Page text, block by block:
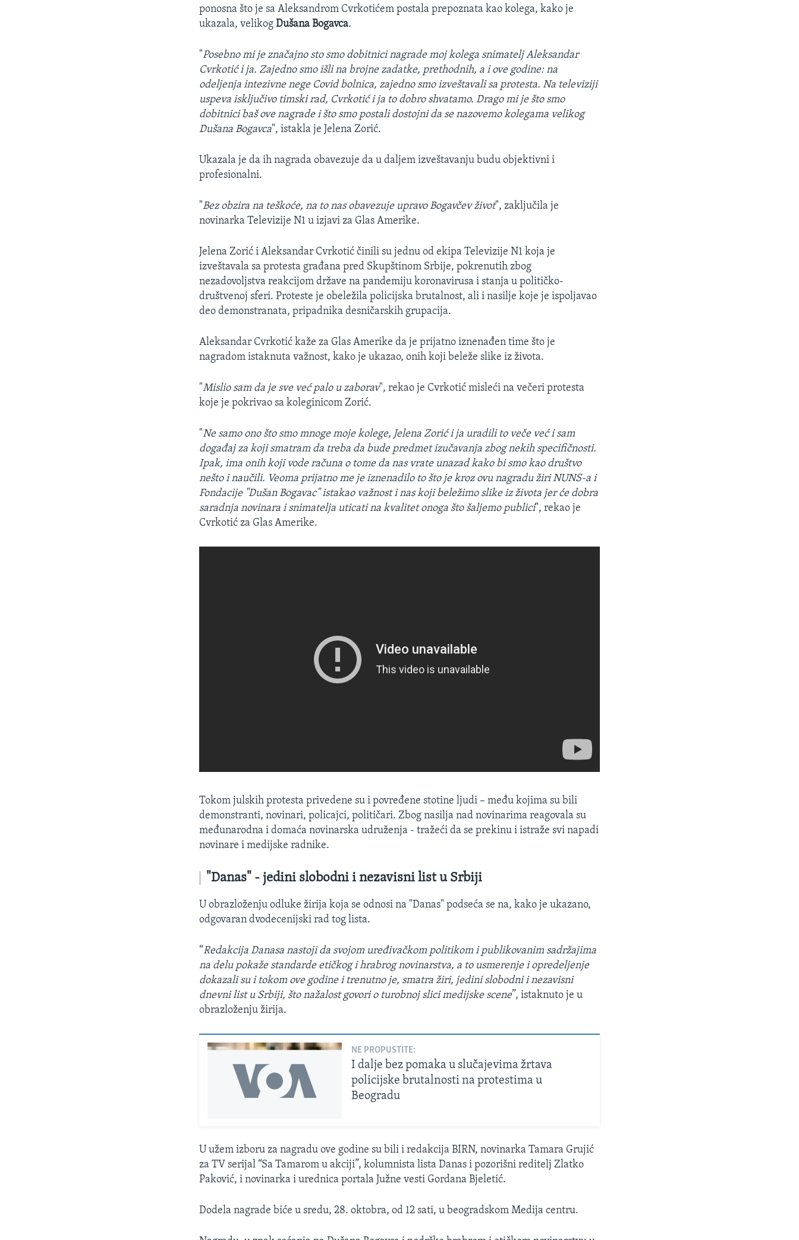
ponosna što je sa Aleksandrom Cvrkotićem postala prepoznata kao kolega, kako je
ukazala, velikogDušana Bogavca.
"Posebno mi je značajno sto smo dobitnici nagrade moj kolega snimatelj Aleksandar
Cvrkotić i ja. Zajedno smo išli na brojne zadatke, prethodnih, a i ove godine: na
odeljenja intezivne nege Covid bolnica, zajedno smo izveštavali sa protesta. Na televiziji
uspeva isključivo timski rad, Cvrkotić i ja to dobro shvatamo. Drago mi je što smo
dobitnici baš ove nagrade i što smo postali dostojni da se nazovemo kolegama velikog
Dušana Bogavca", istakla je Jelena Zorić.
Ukazala je da ih nagrada obavezuje da u daljem izveštavanju budu objektivni i
profesionalni.
"Bez obzira na teškoće, na to nas obavezuje upravo Bogavčev život", zaključila je
novinarka Televizije N1 u izjavi za Glas Amerike.
Jelena Zorić i Aleksandar Cvrkotić činili su jednu od ekipa Televizije N1 koja je
izveštavala sa protesta građana pred Skupštinom Srbije, pokrenutih zbog
nezadovoljstva reakcijom države na pandemiju koronavirusa i stanja u političko-
društvenoj sferi. Proteste je obeležila policijska brutalnost, ali i nasilje koje je ispoljavao
deo demonstranata, pripadnika desničarskih grupacija.
Aleksandar Cvrkotić kaže za Glas Amerike da je prijatno iznenađen time što je
nagradom istaknuta važnost, kako je ukazao, onih koji beleže slike iz života.
"Mislio sam da je sve već palo u zaborav", rekao je Cvrkotić misleći na večeri protesta
koje je pokrivao sa koleginicom Zorić.
"Ne samo ono što smo mnoge moje kolege, Jelena Zorić i ja uradili to veče već i sam
događaj za koji smatram da treba da bude predmet izučavanja zbog nekih specifičnosti.
Ipak, ima onih koji vode računa o tome da nas vrate unazad kako bi smo kao društvo
nešto i naučili. Veoma prijatno me je iznenadilo to što je kroz ovu nagradu žiri NUNS-a i
Fondacije "Dušan Bogavac" istakao važnost i nas koji beležimo slike iz života jer će dobra
saradnja novinara i snimatelja uticati na kvalitet onoga što šaljemo publici", rekao je
Cvrkotić za Glas Amerike.
Tokom julskih protesta privedene su i povređene stotine ljudi – među kojima su bili
demonstranti, novinari, policajci, političari. Zbog nasilja nad novinarima reagovala su
međunarodna i domaća novinarska udruženja - tražeći da se prekinu i istraže svi napadi
novinare i medijske radnike.
"Danas" - jedini slobodni i nezavisni list u Srbiji
U obrazloženju odluke žirija koja se odnosi na "Danas" podseća se na, kako je ukazano,
odgovaran dvodecenijski rad tog lista.
“Redakcija Danasa nastoji da svojom uređivačkom politikom i publikovanim sadržajima
na delu pokaže standarde etičkog i hrabrog novinarstva, a to usmerenje i opredeljenje
dokazali su i tokom ove godine i trenutno je, smatra žiri, jedini slobodni i nezavisni
dnevni list u Srbiji, što nažalost govori o turobnoj slici medijske scene”, istaknuto je u
obrazloženju žirija.
NE PROPUSTITE:
I dalje bez pomaka u slučajevima žrtava
policijske brutalnosti na protestima u
Beogradu
U užem izboru za nagradu ove godine su bili i redakcija BIRN, novinarka Tamara Grujić
za TV serijal “Sa Tamarom u akciji”, kolumnista lista Danas i pozorišni reditelj Zlatko
Paković, i novinarka i urednica portala Južne vesti Gordana Bjeletić.
Dodela nagrade biće u sredu, 28. oktobra, od 12 sati, u beogradskom Medija centru.